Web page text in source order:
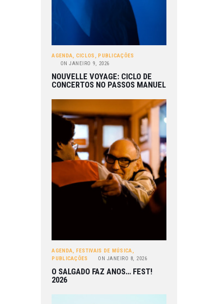
AGENDA, CICLOS , PUBLICAÇÕES
ON JANEIRO 9, 2026
NOUVELLE VOYAGE: CICLO DE
CONCERTOS NO PASSOS MANUEL
AGENDA, FESTIVAIS DE MÚSICA,
PUBLICAÇÕES
ON JANEIRO 8, 2026
O SALGADO FAZ ANOS… FEST!
2026